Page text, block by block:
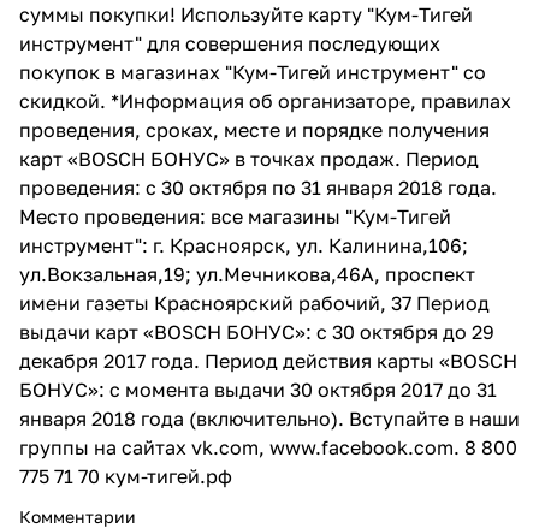
суммы покупки! Используйте карту "Кум-Тигей
инструмент" для совершения последующих
покупок в магазинах "Кум-Тигей инструмент" со
скидкой. *Информация об организаторе, правилах
проведения, сроках, месте и порядке получения
карт «BOSCH БОНУС» в точках продаж. Период
проведения: с 30 октября по 31 января 2018 года.
Место проведения: все магазины "Кум-Тигей
инструмент": г. Красноярск, ул. Калинина,106;
ул.Вокзальная,19; ул.Мечникова,46А, проспект
имени газеты Красноярский рабочий, 37 Период
выдачи карт «BOSCH БОНУС»: с 30 октября до 29
декабря 2017 года. Период действия карты «BOSCH
БОНУС»: с момента выдачи 30 октября 2017 до 31
января 2018 года (включительно). Вступайте в наши
группы на сайтах vk.com, www.facebook.com. 8 800
775 71 70 кум-тигей.рф
Комментарии
Оставшиеся75% будут
списыватьсяс вашей карты
по25%каждые 2 недели
Подробнее
об оплате Плайтом
25
раз в 2
недели
Остались вопросы?
8 800 302-02-51
plait.ru